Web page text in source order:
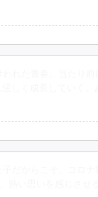
逞しく成長していく
熱い思いを感じさせ